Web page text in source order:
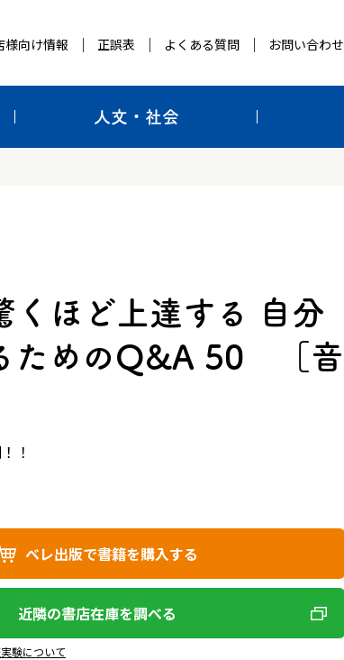
様向け情報 正誤表 よくある質問 お問い合わせ
人文・社会
くほど上達する 自分
ためのQ&A 50 ［音
！
ベレ出版で書籍を購入する
近隣の書店在庫を調べる
験について